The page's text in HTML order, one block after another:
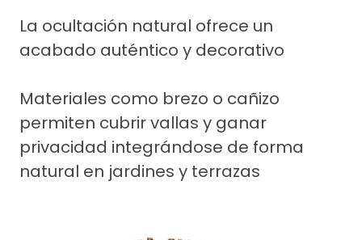
La ocultación natural ofrece un
acabado auténtico y decorativo
Materiales como brezo o cañizo
permiten cubrir vallas y ganar
privacidad integrándose de forma
natural en jardines y terrazas